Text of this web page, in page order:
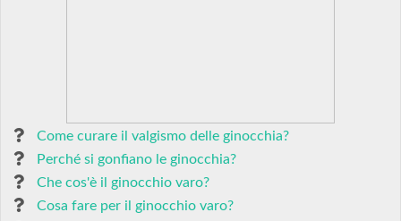
Come curare il valgismo delle ginocchia?
Perché si gonfiano le ginocchia?
Che cos'è il ginocchio varo?
Cosa fare per il ginocchio varo?